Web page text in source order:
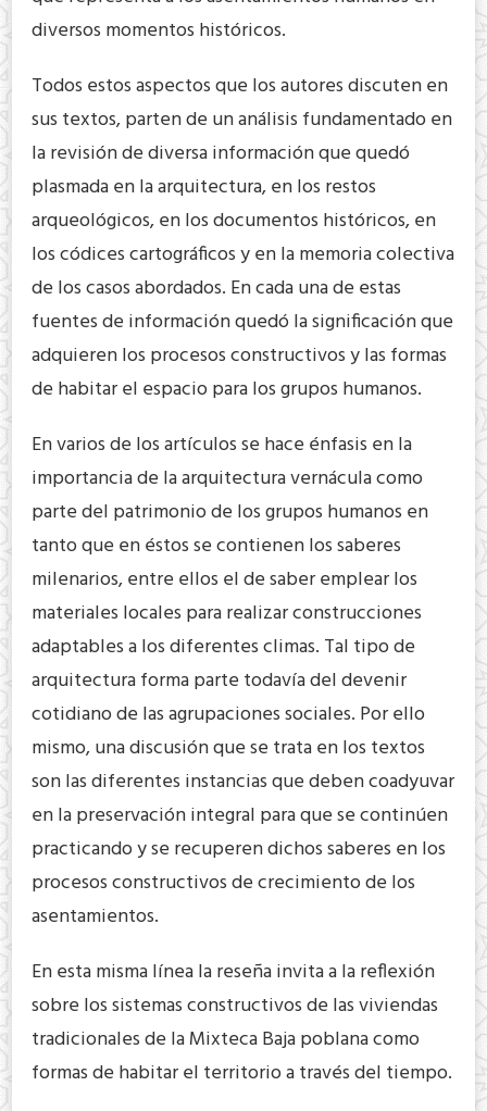
diversos momentos históricos.
Todos estos aspectos que los autores discuten en
sus textos, parten de un análisis fundamentado en
la revisión de diversa información que quedó
plasmada en la arquitectura, en los restos
arqueológicos, en los documentos históricos, en
los códices cartográficos y en la memoria colectiva
de los casos abordados. En cada una de estas
fuentes de información quedó la significación que
adquieren los procesos constructivos y las formas
de habitar el espacio para los grupos humanos.
En varios de los artículos se hace énfasis en la
importancia de la arquitectura vernácula como
parte del patrimonio de los grupos humanos en
tanto que en éstos se contienen los saberes
milenarios, entre ellos el de saber emplear los
materiales locales para realizar construcciones
adaptables a los diferentes climas. Tal tipo de
arquitectura forma parte todavía del devenir
cotidiano de las agrupaciones sociales. Por ello
mismo, una discusión que se trata en los textos
son las diferentes instancias que deben coadyuvar
en la preservación integral para que se continúen
practicando y se recuperen dichos saberes en los
procesos constructivos de crecimiento de los
asentamientos.
En esta misma línea la reseña invita a la reflexión
sobre los sistemas constructivos de las viviendas
tradicionales de la Mixteca Baja poblana como
formas de habitar el territorio a través del tiempo.